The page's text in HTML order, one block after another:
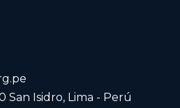
San Isidro, Lima - Perú